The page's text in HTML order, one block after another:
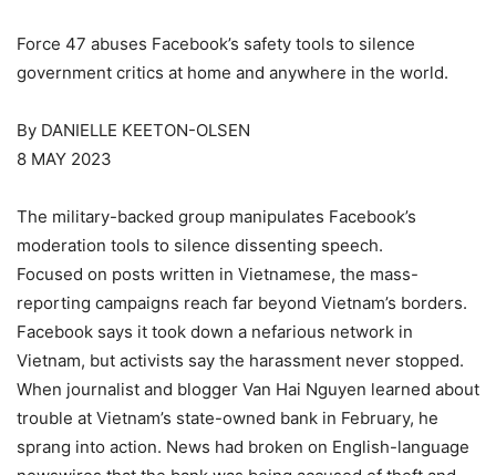
Force 47 abuses Facebook’s safety tools to silence
government critics at home and anywhere in the world.
By DANIELLE KEETON-OLSEN
8 MAY 2023
The military-backed group manipulates Facebook’s
moderation tools to silence dissenting speech.
Focused on posts written in Vietnamese, the mass-
reporting campaigns reach far beyond Vietnam’s borders.
Facebook says it took down a nefarious network in
Vietnam, but activists say the harassment never stopped.
When journalist and blogger Van Hai Nguyen learned about
trouble at Vietnam’s state-owned bank in February, he
sprang into action. News had broken on English-language